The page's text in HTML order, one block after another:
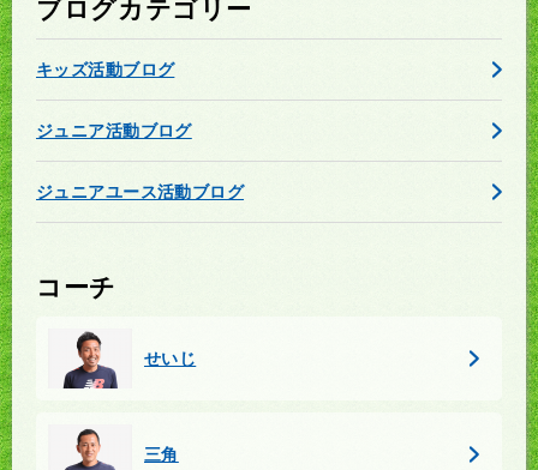
ブログカテゴリー
キッズ活動ブログ
ジュニア活動ブログ
ジュニアユース活動ブログ
コーチ
せいじ
三角